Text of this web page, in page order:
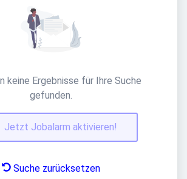
keine Ergebnisse für Ihre Suche
gefunden.
Jetzt Jobalarm aktivieren!
Suche zurücksetzen